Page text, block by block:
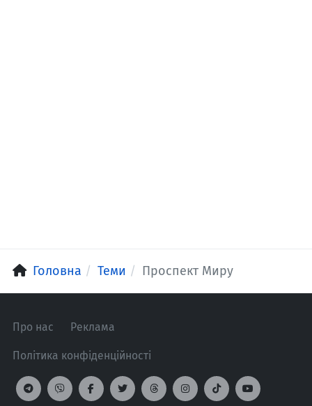
Головна Теми Проспект Миру
Про нас Реклама
Політика конфіденційності